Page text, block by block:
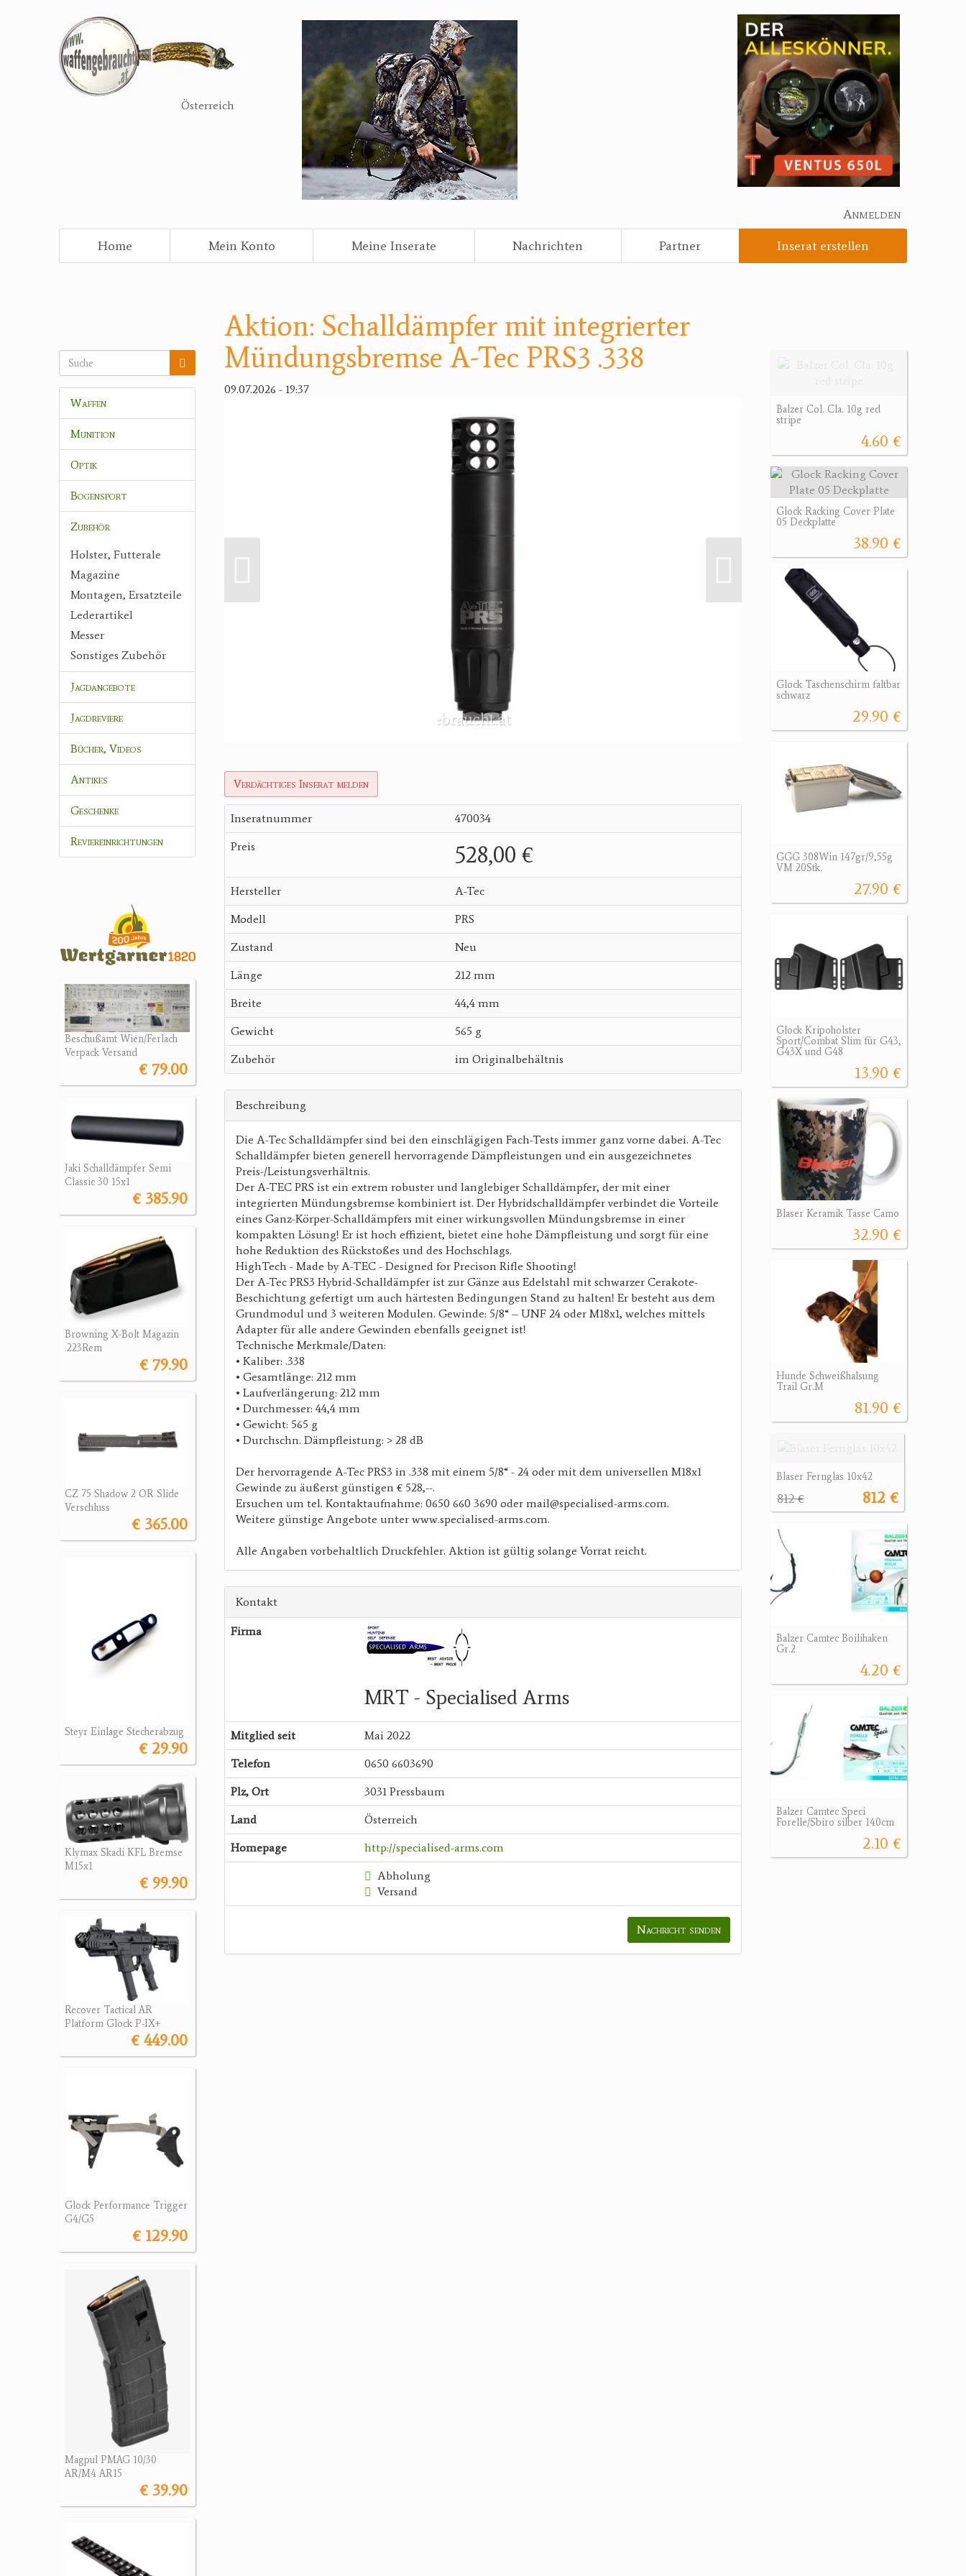
Österreich
Anmelden
Home
Mein Konto Meine Inserate Nachrichten Partner Inserat erstellen
Waffen
Munition
Optik
Bogensport
Zubehör
Holster, Futterale
Magazine
Montagen, Ersatzteile
Lederartikel
Messer
Sonstiges Zubehör
Jagdangebote
Jagdreviere
Bücher, Videos
Antikes
Geschenke
Reviereinrichtungen
Beschußamt Wien/Ferlach
Verpack Versand
€ 79.00
Jaki Schalldämpfer Semi
Classic 30 15x1
€ 385.90
Browning X-Bolt Magazin
.223Rem
€ 79.90
CZ 75 Shadow 2 OR Slide
Verschluss
€ 365.00
Steyr Einlage Stecherabzug
€ 29.90
Klymax Skadi KFL Bremse
M15x1
€ 99.90
Recover Tactical AR
Platform Glock P-IX+
€ 449.00
Glock Performance Trigger
G4/G5
€ 129.90
Magpul PMAG 10/30
AR/M4 AR15
€ 39.90
Aktion: Schalldämpfer mit integrierter
Mündungsbremse A-Tec PRS3 .338
09.07.2026 - 19:37
Verdächtiges Inserat melden
Inseratnummer 470034
Preis 528,00 €
Hersteller A-Tec
Modell PRS
Zustand Neu
Länge 212 mm
Breite 44,4 mm
Gewicht 565 g
Zubehör im Originalbehältnis
Beschreibung
Die A-Tec Schalldämpfer sind bei den einschlägigen Fach-Tests immer ganz vorne dabei. A-Tec
Schalldämpfer bieten generell hervorragende Dämpfleistungen und ein ausgezeichnetes
Preis-/Leistungsverhältnis.
Der A-TEC PRS ist ein extrem robuster und langlebiger Schalldämpfer, der mit einer
integrierten Mündungsbremse kombiniert ist. Der Hybridschalldämpfer verbindet die Vorteile
eines Ganz-Körper-Schalldämpfers mit einer wirkungsvollen Mündungsbremse in einer
kompakten Lösung! Er ist hoch effizient, bietet eine hohe Dämpfleistung und sorgt für eine
hohe Reduktion des Rückstoßes und des Hochschlags.
HighTech - Made by A-TEC - Designed for Precison Rifle Shooting!
Der A-Tec PRS3 Hybrid-Schalldämpfer ist zur Gänze aus Edelstahl mit schwarzer Cerakote-
Beschichtung gefertigt um auch härtesten Bedingungen Stand zu halten! Er besteht aus dem
Grundmodul und 3 weiteren Modulen. Gewinde: 5/8“ – UNF 24 oder M18x1, welches mittels
Adapter für alle andere Gewinden ebenfalls geeignet ist!
Technische Merkmale/Daten:
• Kaliber: .338
• Gesamtlänge: 212 mm
• Laufverlängerung: 212 mm
• Durchmesser: 44,4 mm
• Gewicht: 565 g
• Durchschn. Dämpfleistung: > 28 dB
Der hervorragende A-Tec PRS3 in .338 mit einem 5/8“ - 24 oder mit dem universellen M18x1
Gewinde zu äußerst günstigen € 528,--.
Ersuchen um tel. Kontaktaufnahme: 0650 660 3690 oder mail@specialised-arms.com.
Weitere günstige Angebote unter www.specialised-arms.com.
Alle Angaben vorbehaltlich Druckfehler. Aktion ist gültig solange Vorrat reicht.
Kontakt
Firma
MRT - Specialised Arms
Mitglied seit Mai 2022
Telefon 0650 6603690
Plz, Ort 3031 Pressbaum
Land Österreich
Homepage http://specialised-arms.com
Abholung
Versand
Nachricht senden
Balzer Col. Cla. 10g red
stripe
4.60 €
Glock Racking Cover Plate
05 Deckplatte
38.90 €
Glock Taschenschirm faltbar
schwarz
29.90 €
GGG 308Win 147gr/9,55g
VM 20Stk.
27.90 €
Glock Kripoholster
Sport/Combat Slim für G43,
G43X und G48
13.90 €
Blaser Keramik Tasse Camo
32.90 €
Hunde Schweißhalsung
Trail Gr.M
81.90 €
Blaser Fernglas 10x42
812 €
812 €
Balzer Camtec Boilihaken
Gr.2
4.20 €
Balzer Camtec Speci
Forelle/Sbiro silber 140cm
2.10 €